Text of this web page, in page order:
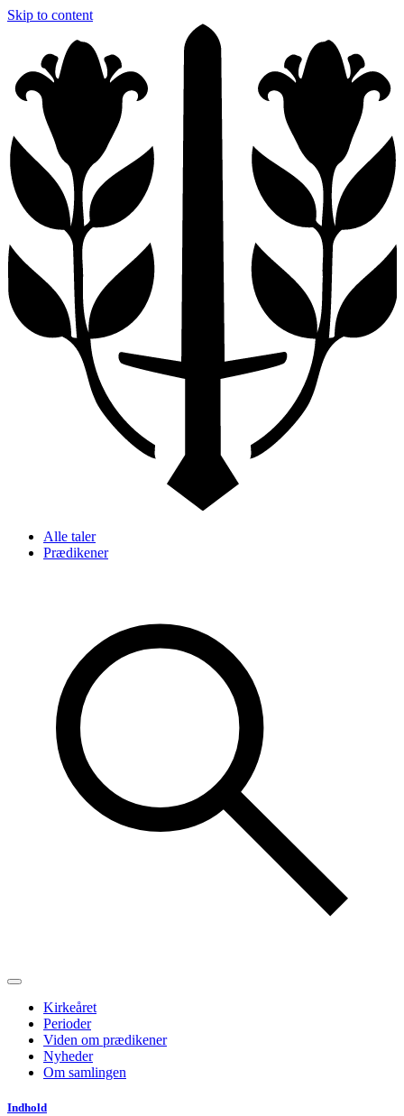
Skip to content
Alle taler
Prædikener
Kirkeåret
Perioder
Viden om prædikener
Nyheder
Om samlingen
Indhold